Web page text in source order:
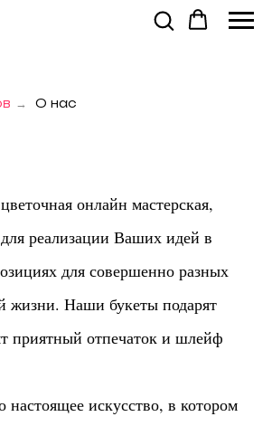
→ О нас
онлайн мастерская,
для реализации Ваших идей в
для совершенно разных
жизни. Наши букеты подарят
приятный отпечаток и шлейф
настоящее искусство, в котором